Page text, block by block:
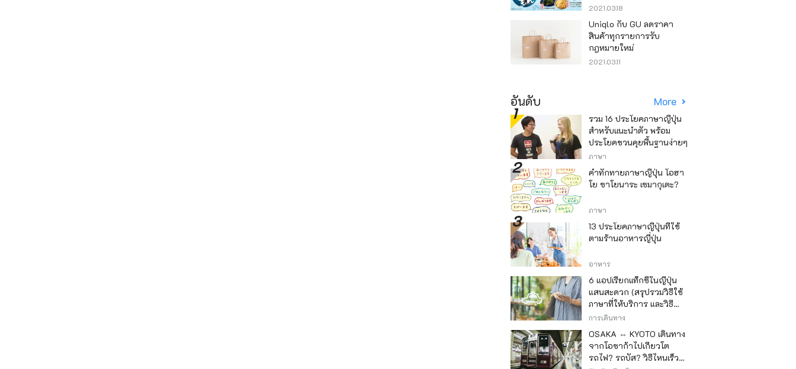
2021.03.18
Uniqlo กับ GU ลดราคา
สินค้าทุกรายการรับ
กฎหมายใหม่
2021.03.11
อันดับ More
รวม 16 ประโยคภาษาญี่ปุ่น
สำหรับแนะนำตัว พร้อม
ประโยคชวนคุยพื้นฐานง่ายๆ
ภาษา
คำทักทายภาษาญี่ปุ่น โอฮา
โย ซาโยนาระ เซมากุเตะ?
ภาษา
13 ประโยคภาษาญี่ปุ่นที่ใช้
ตามร้านอาหารญี่ปุ่น
อาหาร
6 แอปเรียกแท็กซี่ในญี่ปุ่น
แสนสะดวก (สรุปรวมวิธีใช้
ภาษาที่ให้บริการ และวิธี
ชำระเงิน)
การเดินทาง
OSAKA ⇔ KYOTO เดินทาง
จากโอซาก้าไปเกียวโต
รถไฟ? รถบัส? วิธีไหนเร็ว